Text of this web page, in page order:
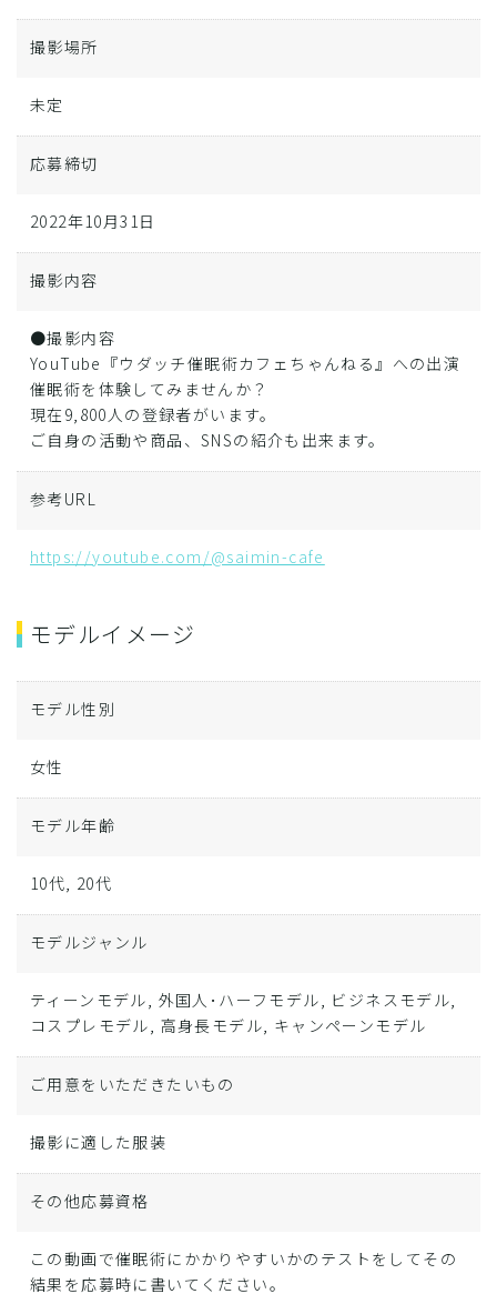
撮影場所
未定
応募締切
2022年10月31日
撮影内容
●撮影内容
YouTube『ウダッチ催眠術カフェちゃんねる』への出演
催眠術を体験してみませんか？
現在9,800人の登録者がいます。
ご自身の活動や商品、SNSの紹介も出来ます。
参考URL
https://youtube.com/@saimin-cafe
モデルイメージ
モデル性別
女性
モデル年齢
10代, 20代
モデルジャンル
ティーンモデル, 外国人･ハーフモデル, ビジネスモデル,
コスプレモデル, 高身長モデル, キャンペーンモデル
ご用意をいただきたいもの
撮影に適した服装
その他応募資格
この動画で催眠術にかかりやすいかのテストをしてその
結果を応募時に書いてください。